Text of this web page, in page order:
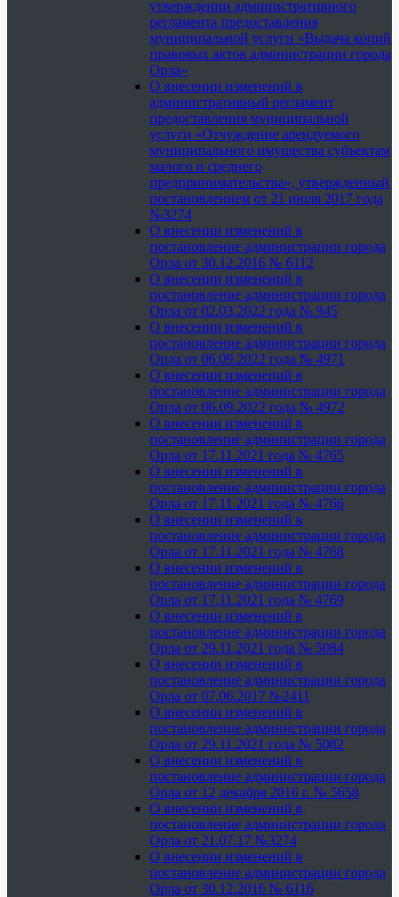
утверждении административного
регламента предоставления
муниципальной услуги «Выдача копий
правовых актов администрации города
Орла»
О внесении изменений в
административный регламент
предоставления муниципальной
услуги «Отчуждение арендуемого
муниципального имущества субъектам
малого и среднего
предпринимательства», утвержденный
постановлением от 21 июля 2017 года
№3274
О внесении изменений в
постановление администрации города
Орла от 30.12.2016 № 6112
О внесении изменений в
постановление администрации города
Орла от 02.03.2022 года № 945
О внесении изменений в
постановление администрации города
Орла от 06.09.2022 года № 4971
О внесении изменений в
постановление администрации города
Орла от 06.09.2022 года № 4972
О внесении изменений в
постановление администрации города
Орла от 17.11.2021 года № 4765
О внесении изменений в
постановление администрации города
Орла от 17.11.2021 года № 4766
О внесении изменений в
постановление администрации города
Орла от 17.11.2021 года № 4768
О внесении изменений в
постановление администрации города
Орла от 17.11.2021 года № 4769
О внесении изменений в
постановление администрации города
Орла от 29.11.2021 года № 5084
О внесении изменений в
постановление администрации города
Орла от 07.06.2017 №2411
О внесении изменений в
постановление администрации города
Орла от 29.11.2021 года № 5082
О внесении изменений в
постановление администрации города
Орла от 12 декабря 2016 г. № 5658
О внесении изменений в
постановление администрации города
Орла от 21.07.17 №3274
О внесении изменений в
постановление администрации города
Орла от 30.12.2016 № 6116